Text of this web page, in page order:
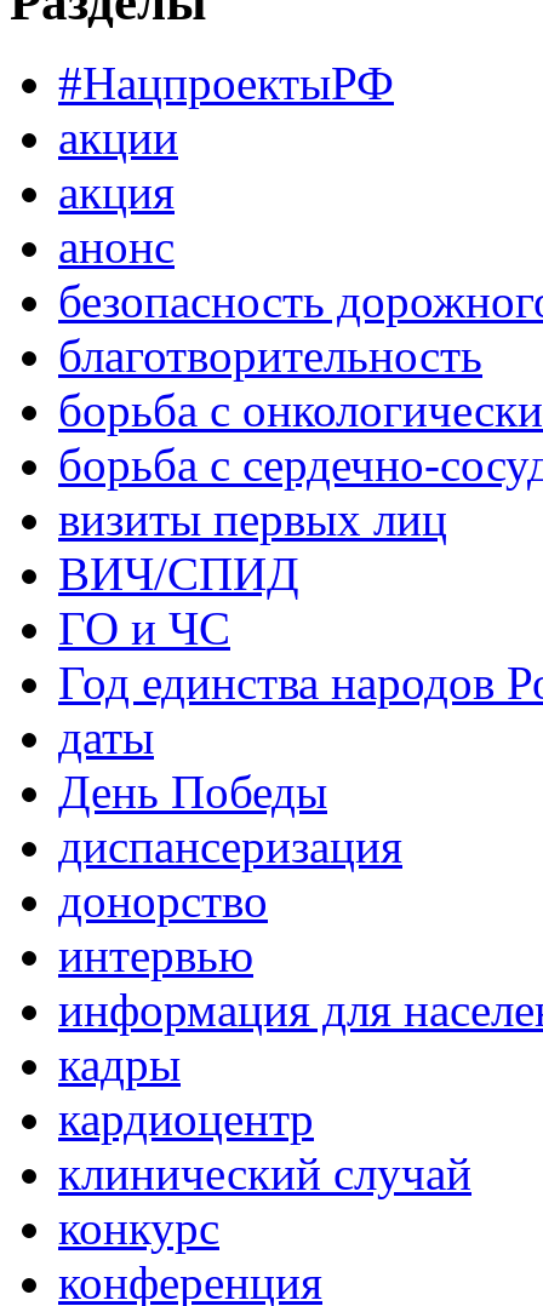
#НацпроектыРФ
акции
акция
анонс
безопасность
благотворительность
борьба с
борьба с сердечно-
визиты первых лиц
ВИЧ/СПИД
ГО и ЧС
Год единства народов
даты
День Победы
диспансеризация
донорство
интервью
информация для
кадры
кардиоцентр
клинический случай
конкурс
конференция